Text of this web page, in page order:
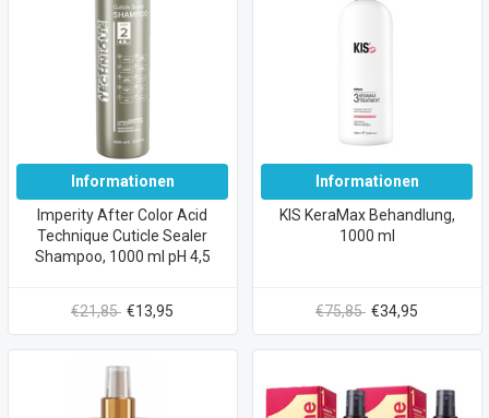
Informationen
Imperity After Color Acid
Technique Cuticle Sealer
Shampoo, 1000 ml pH 4,5
€21,85 €13,95
Informationen
KIS KeraMax Behandlung,
1000 ml
€75,85 €34,95